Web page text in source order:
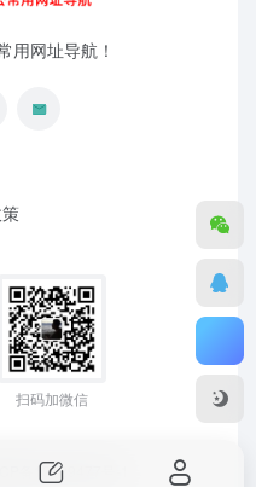
用网址导航！
扫码加微信
ICP备19129477号-1